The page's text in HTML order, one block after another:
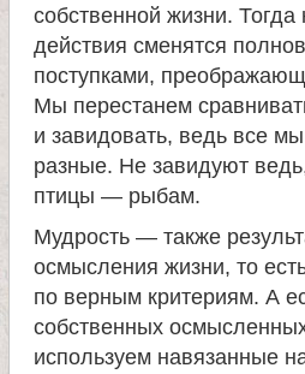
собственной жизни.
действия сменятся
поступками,
Мы перестанем
и завидовать, ведь все
разные. Не завидуют
птицы — рыбам.
Мудрость — также
осмысления жизни, то
по верным критериям. А
собственных
используем навязанные